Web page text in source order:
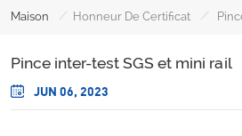
Maison / Honneur De Certificat /
Pince inter-test SGS et mini rail
JUN 06, 2023